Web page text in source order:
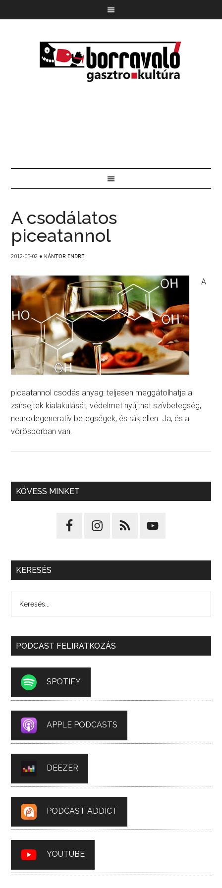
A csodálatos
piceatannol
2012-05-02 ● KÁNTOR ENDRE
A
piceatannol csodás anyag: teljesen meggátolhatja a
zsírsejtek kialakulását, védelmet nyújthat szívbetegség,
neurodegeneratív betegségek, és rák ellen. Ja, és a
vörösborban van.
KÖVESS MINKET
KERESÉS
PODCAST FELIRATKOZÁS
SPOTIFY
APPLE PODCASTS
DEEZER
PODCAST ADDICT
YOUTUBE